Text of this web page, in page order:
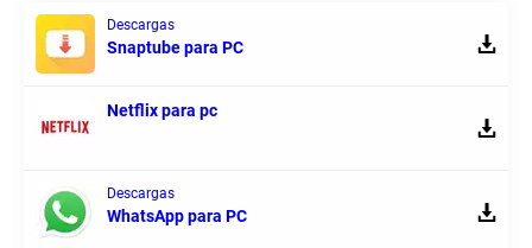
Descargas
Snaptube para PC
Netflix para pc
Descargas
WhatsApp para PC